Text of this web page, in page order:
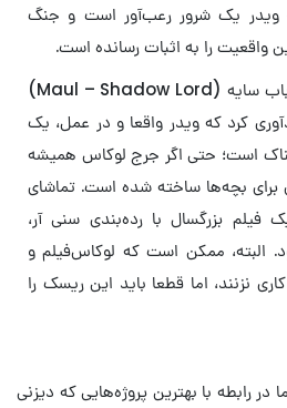
ویدر یک شرور رعب‌آور است و جنگ
واقعیت را به اثبات رسانده است.
در حقیقت، سریال مال – ارباب سایه (Maul – Shadow Lord)
کرد که ویدر واقعا و در عمل، یک
است؛ حتی اگر جرج لوکاس همیشه
برای بچه‌ها ساخته شده است. تماشای
فیلم بزرگسال با رده‌بندی سنی آر،
البته، ممکن است که لوکاس‌فیلم و
نزنند، اما قطعا باید این ریسک را
در رابطه با بهترین پروژه‌هایی که دیزنی